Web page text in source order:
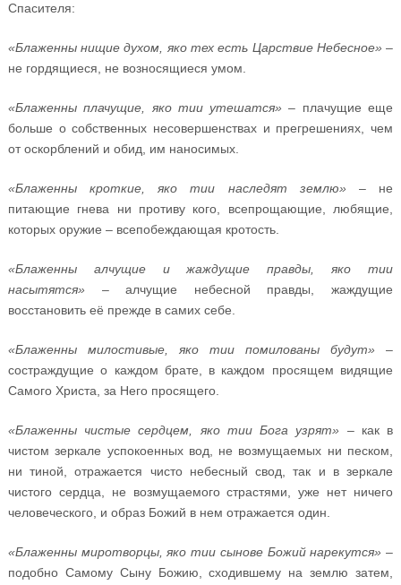
Спасителя:
«Блаженны нищие духом, яко тех есть Царствие Небесное» –
не гордящиеся, не возносящиеся умом.
«Блаженны плачущие, яко тии утешатся» – плачущие еще
больше о собственных несовершенствах и прегрешениях, чем
от оскорблений и обид, им наносимых.
«Блаженны кроткие, яко тии наследят землю» – не
питающие гнева ни противу кого, всепрощающие, любящие,
которых оружие – всепобеждающая кротость.
«Блаженны алчущие и жаждущие правды, яко тии
насытятся» – алчущие небесной правды, жаждущие
восстановить её прежде в самих себе.
«Блаженны милостивые, яко тии помилованы будут» –
состраждущие о каждом брате, в каждом просящем видящие
Самого Христа, за Него просящего.
«Блаженны чистые сердцем, яко тии Бога узрят» – как в
чистом зеркале успокоенных вод, не возмущаемых ни песком,
ни тиной, отражается чисто небесный свод, так и в зеркале
чистого сердца, не возмущаемого страстями, уже нет ничего
человеческого, и образ Божий в нем отражается один.
«Блаженны миротворцы, яко тии сынове Божий нарекутся» –
подобно Самому Сыну Божию, сходившему на землю затем,